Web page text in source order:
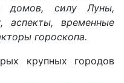
домов, силу Луны,
аспекты, временные
гороскопа.
крупных городов